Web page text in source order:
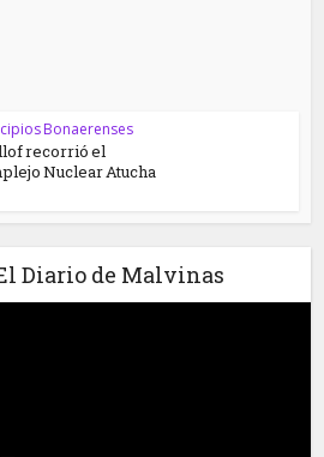
Bonaerenses
recorrió el
Nuclear Atucha
Diario de Malvinas